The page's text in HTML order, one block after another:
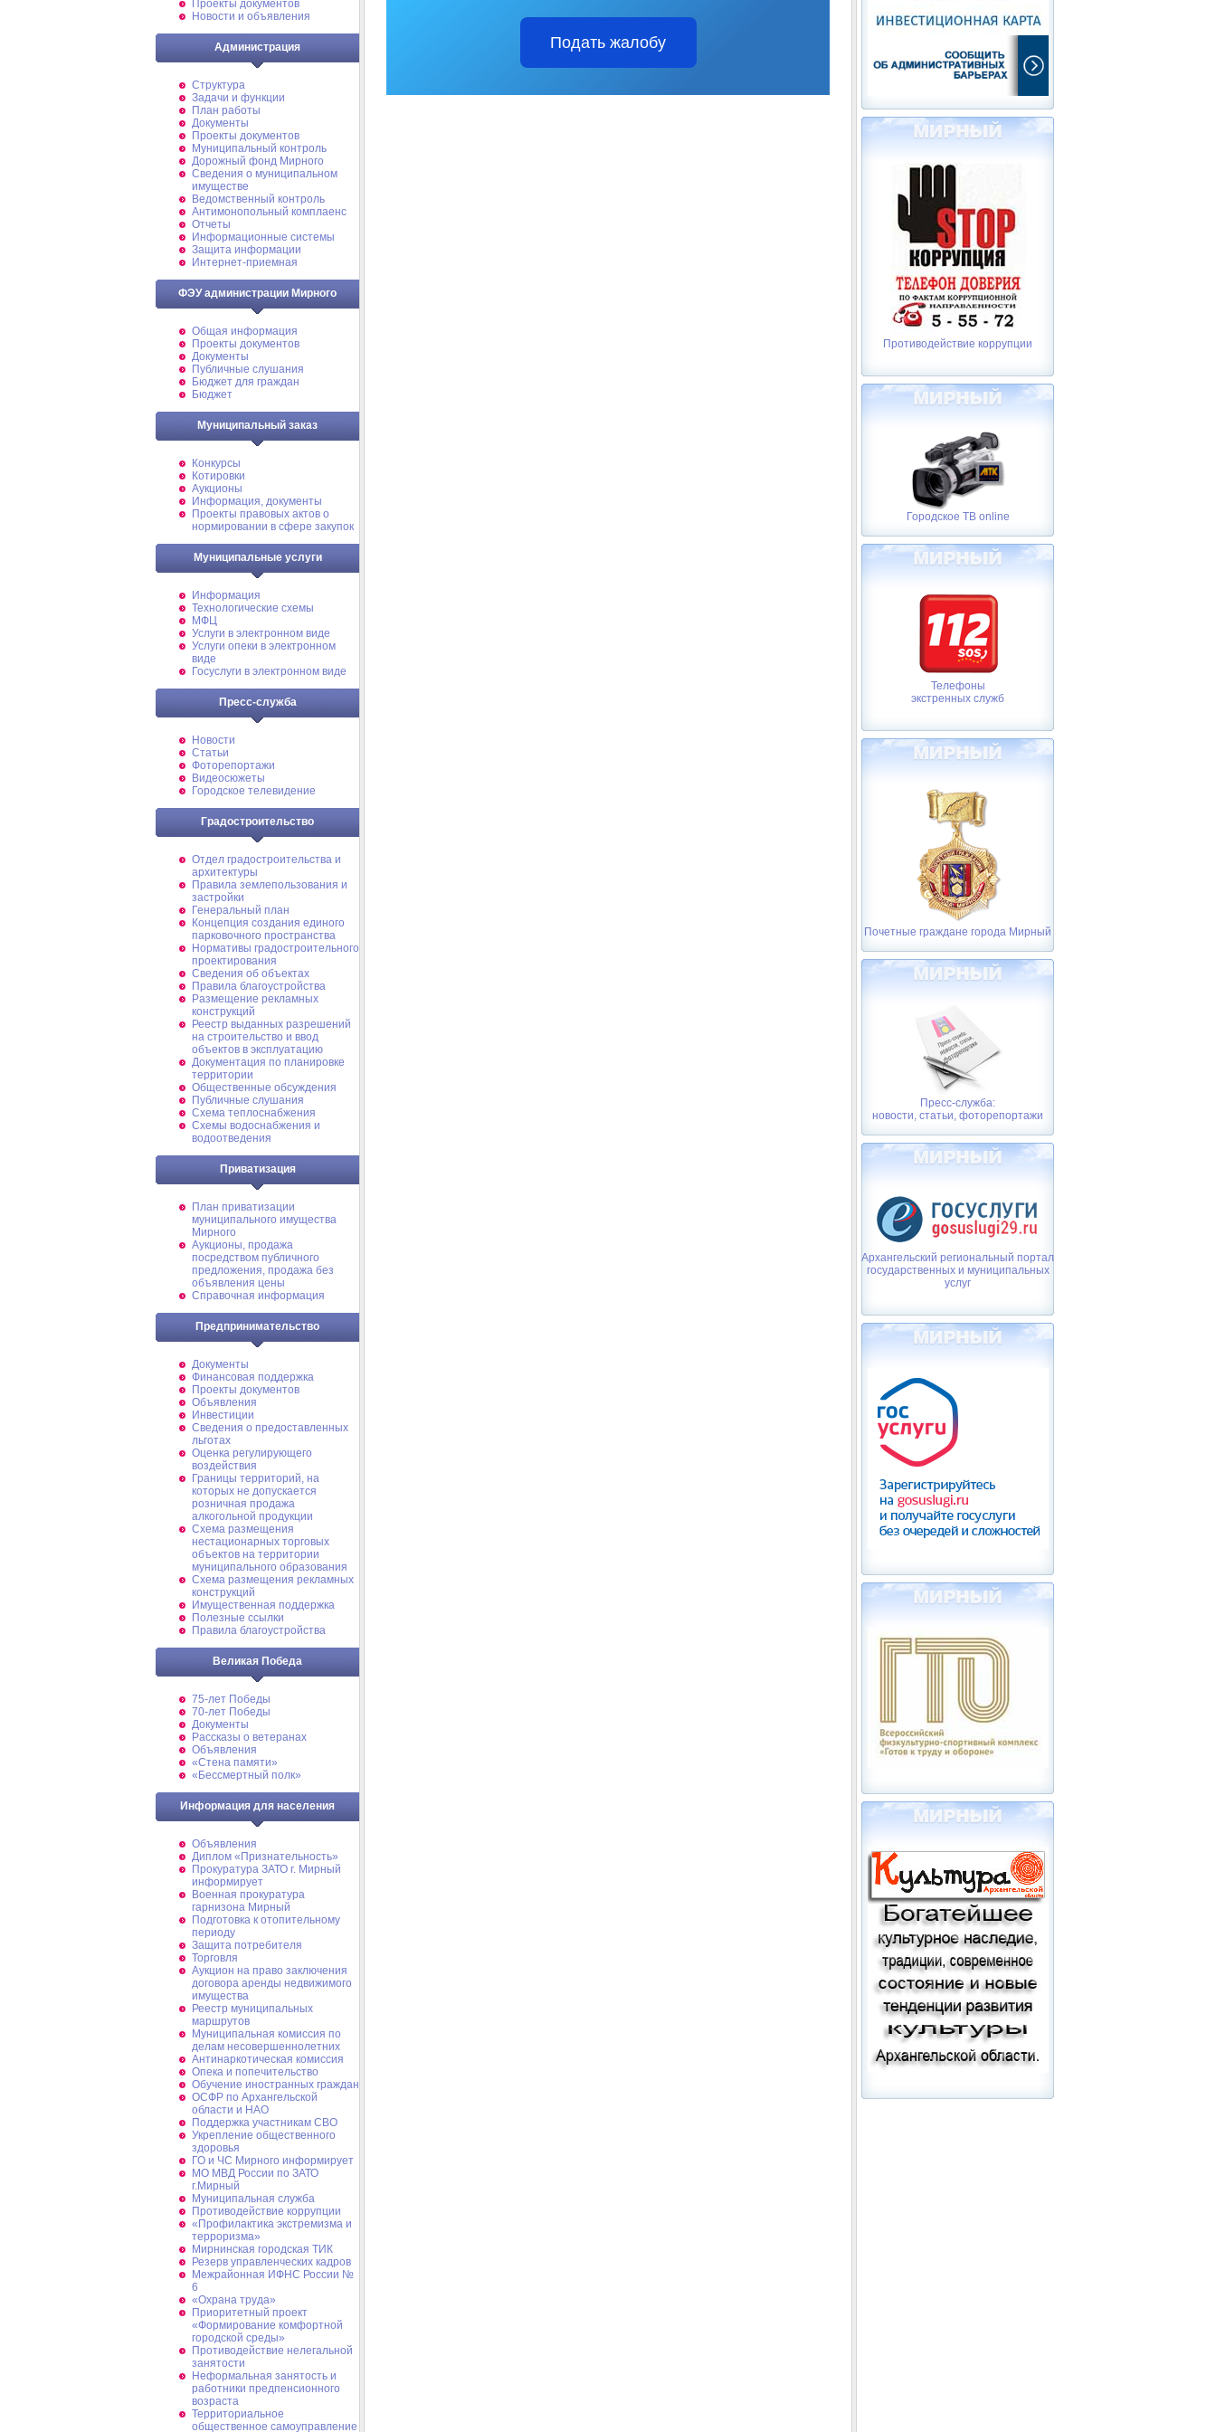
Проекты документов
Новости и объявления
Администрация
Структура
Задачи и функции
План работы
Документы
Проекты документов
Муниципальный контроль
Дорожный фонд Мирного
Cведения о муниципальном
имуществе
Ведомственный контроль
Антимонопольный комплаенс
Отчеты
Информационные системы
Защита информации
Интернет-приемная
ФЭУ администрации Мирного
Общая информация
Проекты документов
Документы
Публичные слушания
Бюджет для граждан
Бюджет
Муниципальный заказ
Конкурсы
Котировки
Аукционы
Информация, документы
Проекты правовых актов о
нормировании в сфере закупок
Муниципальные услуги
Информация
Технологические схемы
МФЦ
Услуги в электронном виде
Услуги опеки в электронном
виде
Госуслуги в электронном виде
Пресс-служба
Новости
Статьи
Фоторепортажи
Видеосюжеты
Городское телевидение
Градостроительство
Отдел градостроительства и
архитектуры
Правила землепользования и
застройки
Генеральный план
Концепция создания единого
парковочного пространства
Нормативы градостроительного
проектирования
Сведения об объектах
Правила благоустройства
Размещение рекламных
конструкций
Реестр выданных разрешений
на строительство и ввод
объектов в эксплуатацию
Документация по планировке
территории
Общественные обсуждения
Публичные слушания
Схема теплоснабжения
Схемы водоснабжения и
водоотведения
Приватизация
План приватизации
муниципального имущества
Мирного
Аукционы, продажа
посредством публичного
предложения, продажа без
объявления цены
Справочная информация
Предпринимательство
Документы
Финансовая поддержка
Проекты документов
Объявления
Инвестиции
Сведения о предоставленных
льготах
Оценка регулирующего
воздействия
Границы территорий, на
которых не допускается
розничная продажа
алкогольной продукции
Схема размещения
нестационарных торговых
объектов на территории
муниципального образования
Схема размещения рекламных
конструкций
Имущественная поддержка
Полезные ссылки
Правила благоустройства
Великая Победа
75-лет Победы
70-лет Победы
Документы
Рассказы о ветеранах
Объявления
«Стена памяти»
«Бессмертный полк»
Информация для населения
Объявления
Диплом «Признательность»
Прокуратура ЗАТО г. Мирный
информирует
Военная прокуратура
гарнизона Мирный
Подготовка к отопительному
периоду
Защита потребителя
Торговля
Аукцион на право заключения
договора аренды недвижимого
имущества
Реестр муниципальных
маршрутов
Муниципальная комиссия по
делам несовершеннолетних
Антинаркотическая комиссия
Опека и попечительство
Обучение иностранных граждан
ОСФР по Архангельской
области и НАО
Поддержка участникам СВО
Укрепление общественного
здоровья
ГО и ЧС Мирного информирует
МО МВД России по ЗАТО
г.Мирный
Муниципальная cлужба
Противодействие коррупции
«Профилактика экстремизма и
терроризма»
Мирнинская городская ТИК
Резерв управленческих кадров
Межрайонная ИФНС России №
6
«Охрана труда»
Приоритетный проект
«Формирование комфортной
городской среды»
Противодействие нелегальной
занятости
Неформальная занятость и
работники предпенсионного
возраста
Территориальное
общественное самоуправление
Подать жалобу
Противодействие коррупции
Городское ТВ online
Телефоны
экстренных служб
Почетные граждане города Мирный
Пресс-служба:
новости, статьи, фоторепортажи
Архангельский региональный портал
государственных и муниципальных
услуг